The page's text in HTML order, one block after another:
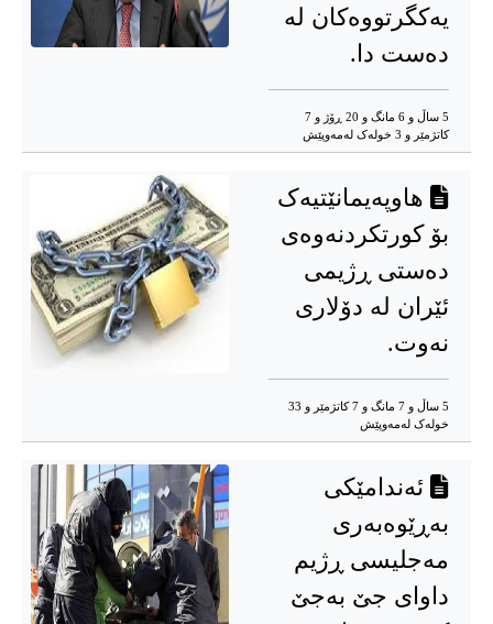
یەکگرتووەکان لە
دەست دا.
5 ساڵ و 6 مانگ و 20 ڕۆژ و 7
کاتژمێر و 3 خوله‌ک له‌مه‌وپێش‌
هاوپەیمانێتیەک
بۆ کورتکردنەوەی
دەستی ڕژیمی
ئێران لە دۆلاری
نەوت.
5 ساڵ و 7 مانگ و 7 کاتژمێر و 33
خوله‌ک له‌مه‌وپێش‌
ئەندامێکی
بەڕێوەبەری
مەجلیسی ڕژیم
داوای جێ بەجێ